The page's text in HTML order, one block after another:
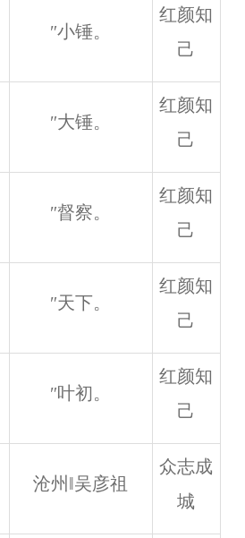
″小锤。
红颜知
己
″大锤。
红颜知
己
″督察。
红颜知
己
″天下。
红颜知
己
″叶初。
红颜知
己
沧州‖吴彦祖
众志成
城